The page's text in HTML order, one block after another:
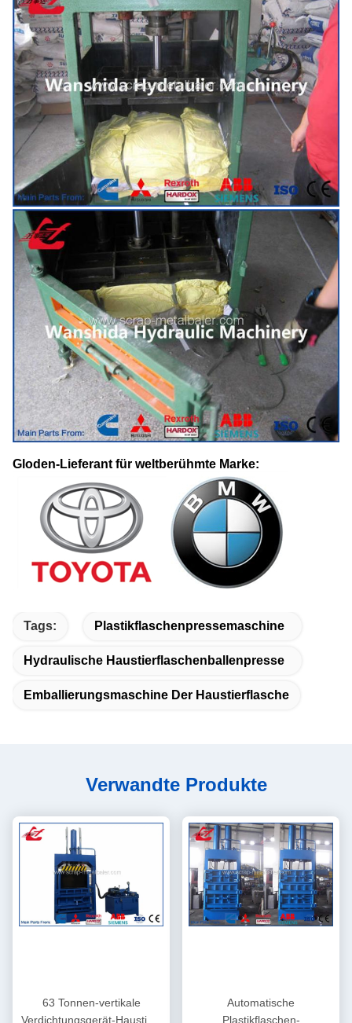
Gloden-Lieferant für weltberühmte Marke:
Tags: Plastikflaschenpressemaschine
Hydraulische Haustierflaschenballenpresse
Emballierungsmaschine Der Haustierflasche
Verwandte Produkte
63 Tonnen-vertikale
Verdichtungsgerät-Haustier-
Automatische
Plastikflaschen-